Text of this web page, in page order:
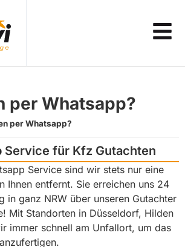
per Whatsapp?
per Whatsapp?
Service für Kfz Gutachten
Service sind wir stets nur eine
Ihnen entfernt. Sie erreichen uns 24
in ganz NRW über unseren Gutachter
Mit Standorten in Düsseldorf, Hilden
immer schnell am Unfallort, um das